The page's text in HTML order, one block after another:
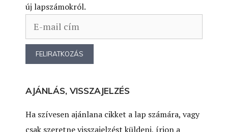
új lapszámokról.
AJÁNLÁS, VISSZAJELZÉS
Ha szívesen ajánlana cikket a lap számára, vagy
csak szeretne visszajelzést küldeni, írjon a